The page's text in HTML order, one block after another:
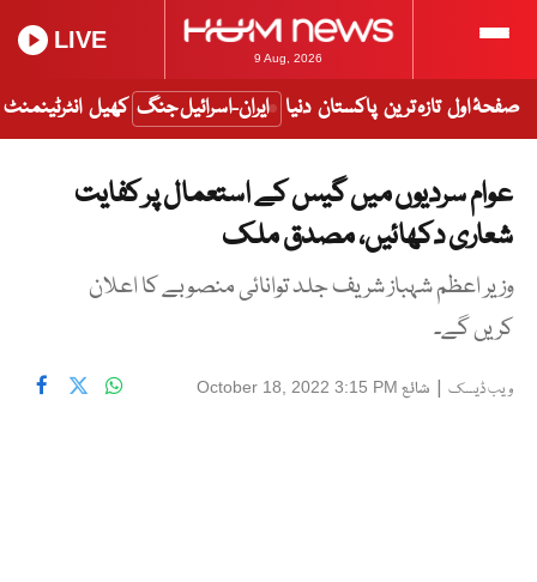
9 Aug, 2026
LIVE
صفحۂ اول تازہ ترین پاکستان دنیا ایران-اسرائیل جنگ کھیل انٹرٹینمنٹ
عوام سردیوں میں گیس کے استعمال پر کفایت
شعاری دکھائیں، مصدق ملک
وزیر اعظم شہباز شریف جلد توانائی منصوبے کا اعلان
کریں گے۔
ویب ڈیسک | شائع October 18, 2022 3:15 PM